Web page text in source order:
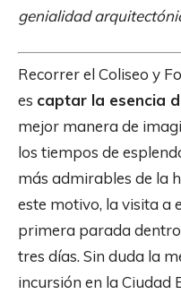
genialidad
Recorrer el Coliseo y
es captar la esencia
mejor manera de
los tiempos de
más admirables de la
este motivo, la visita a
primera parada
tres días. Sin duda la
incursión en la Ciudad